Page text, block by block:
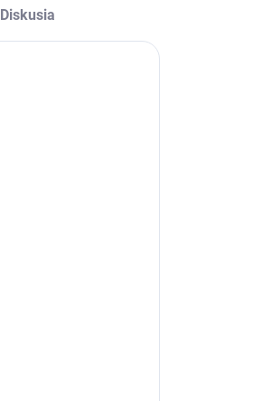
Diskusia